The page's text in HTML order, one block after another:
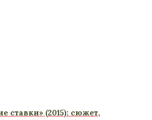
ставки» (2015): сюжет,